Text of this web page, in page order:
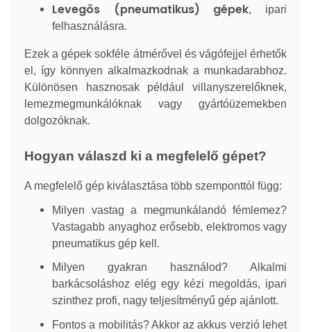
Levegős (pneumatikus) gépek, ipari
felhasználásra.
Ezek a gépek sokféle átmérővel és vágófejjel érhetők
el, így könnyen alkalmazkodnak a munkadarabhoz.
Különösen hasznosak például villanyszerelőknek,
lemezmegmunkálóknak vagy gyártóüzemekben
dolgozóknak.
Hogyan válaszd ki a megfelelő gépet?
A megfelelő gép kiválasztása több szemponttól függ:
Milyen vastag a megmunkálandó fémlemez?
Vastagabb anyaghoz erősebb, elektromos vagy
pneumatikus gép kell.
Milyen gyakran használod? Alkalmi
barkácsoláshoz elég egy kézi megoldás, ipari
szinthez profi, nagy teljesítményű gép ajánlott.
Fontos a mobilitás? Akkor az akkus verzió lehet